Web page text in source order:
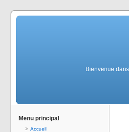
Bienvenue
Menu principal
Accueil